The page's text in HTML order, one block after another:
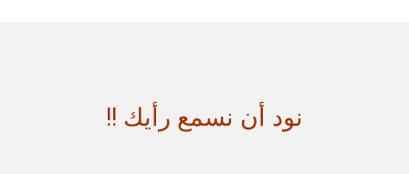
نود أن نسمع رأيك !!